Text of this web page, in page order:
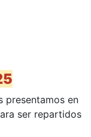
presentamos en
ser repartidos